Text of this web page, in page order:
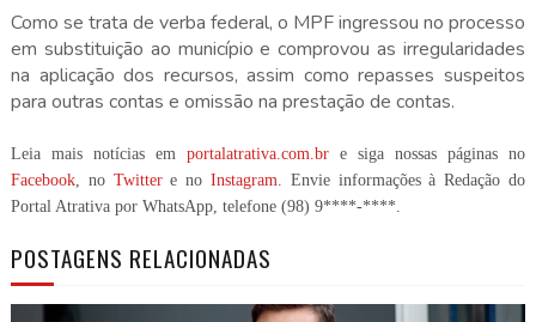
Como se trata de verba federal, o MPF ingressou no processo
em substituição ao município e comprovou as irregularidades
na aplicação dos recursos, assim como repasses suspeitos
para outras contas e omissão na prestação de contas.
Leia mais notícias em portalatrativa.com.br e siga nossas páginas no
Facebook, no Twittere noInstagram . Envie informações à Redação do
Portal Atrativa por WhatsApp, telefone (98) 9****-****
POSTAGENS RELACIONADAS